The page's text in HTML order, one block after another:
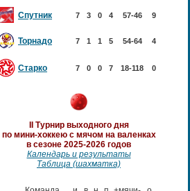
Спутник 7 3 0 4 57-46 9
Торнадо 7 1 1 5 54-64 4
Старко 7 0 0 7 18-118 0
II Турнир выходного дня
по мини-хоккею с мячом на валенках
в сезоне 2025-2026 годов
Календарь и результаты
Таблица (шахматка)